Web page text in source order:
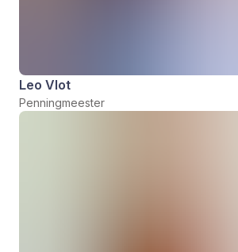
Leo Vlot
Penningmeester